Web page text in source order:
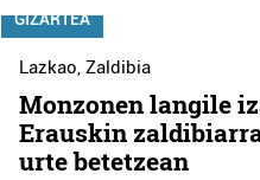
GIZARTEA
Lazkao,Zaldibia
Monzonen langile
Erauskin
urte betetzean